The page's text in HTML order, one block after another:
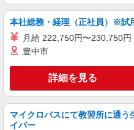
正社員
ソフトバンク佐倉臼井店
【店長職】
タッフ
月給
ヶ月 月給25万
期間】月給
■ソフトバ
台4丁目 13‐15
本社総務・経理（正社員）※試
月給 222,750円〜230,750円
豊中市
詳細を見る
マイクロバスにて教習所に通う
イバー